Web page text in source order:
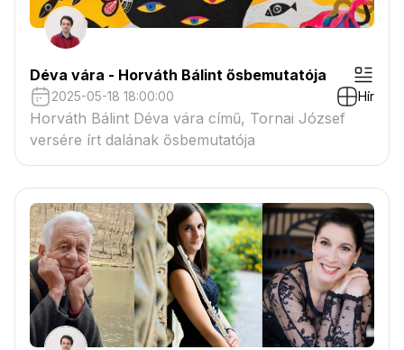
Déva vára - Horváth Bálint ősbemutatója
2025-05-18 18:00:00 Hír
Horváth Bálint Déva vára című, Tornai József
versére írt dalának ősbemutatója